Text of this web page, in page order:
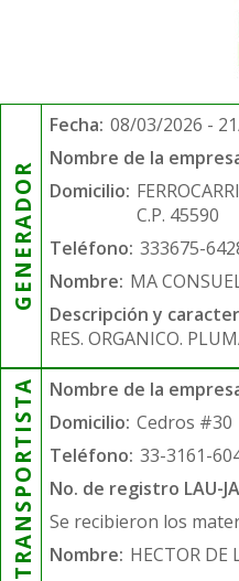
GENERADOR
Fecha: 08/03/2026 -
Nombre de la
Domicilio:
C.P. 45590
Teléfono: 333675-
Nombre: MA
Descripción y
RES. ORGANICO.
TRANSPORTISTA Nombre de la
Domicilio: Cedros #30
Teléfono: 33-3161-
No. de registro LAU-
Se recibieron los
Nombre: HECTOR DE